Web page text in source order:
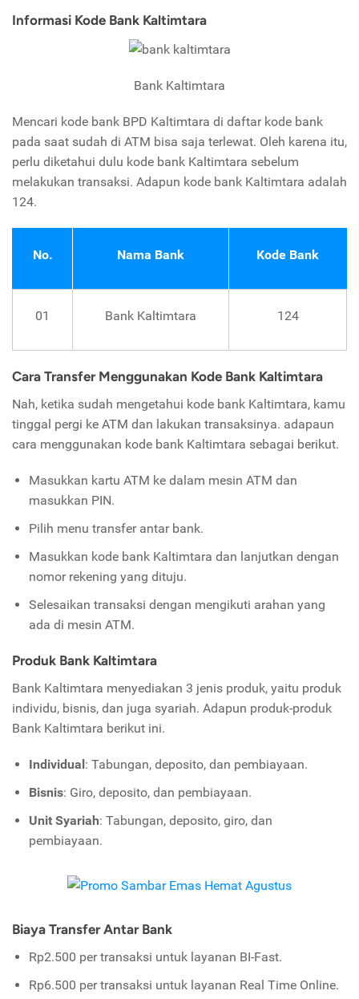
Informasi Kode Bank Kaltimtara
Bank Kaltimtara
Mencari kode bank BPD Kaltimtara di daftar kode bank
pada saat sudah di ATM bisa saja terlewat. Oleh karena itu,
perlu diketahui dulu kode bank Kaltimtara sebelum
melakukan transaksi. Adapun kode bank Kaltimtara adalah
124.
No. Nama Bank Kode Bank
01 Bank Kaltimtara 124
Cara Transfer Menggunakan Kode Bank Kaltimtara
Nah, ketika sudah mengetahui kode bank Kaltimtara, kamu
tinggal pergi ke ATM dan lakukan transaksinya. adapaun
cara menggunakan kode bank Kaltimtara sebagai berikut.
Masukkan kartu ATM ke dalam mesin ATM dan
masukkan PIN.
Pilih menu transfer antar bank.
Masukkan kode bank Kaltimtara dan lanjutkan dengan
nomor rekening yang dituju.
Selesaikan transaksi dengan mengikuti arahan yang
ada di mesin ATM.
Produk Bank Kaltimtara
Bank Kaltimtara menyediakan 3 jenis produk, yaitu produk
individu, bisnis, dan juga syariah. Adapun produk-produk
Bank Kaltimtara berikut ini.
Individual: Tabungan, deposito, dan pembiayaan.
Bisnis: Giro, deposito, dan pembiayaan.
Unit Syariah: Tabungan, deposito, giro, dan
pembiayaan.
Biaya Transfer Antar Bank
Rp2.500 per transaksi untuk layanan BI-Fast.
Rp6.500 per transaksi untuk layanan Real Time Online.